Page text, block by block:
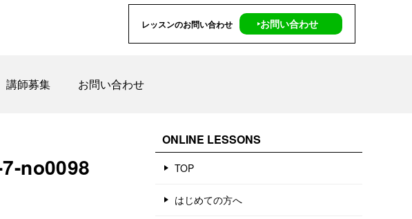
レッスンのお問い合わせ ‣お問い合わせ
講師募集 お問い合わせ
no0098
ONLINE LESSONS
TOP
はじめての方へ